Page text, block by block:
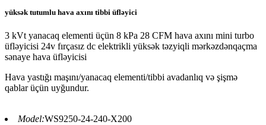
yüksək tutumlu hava axını tibbi üfləyici
3 kVt yanacaq elementi üçün 8 kPa 28 CFM hava axını mini turbo
üfləyicisi 24v fırçasız dc elektrikli yüksək təzyiqli mərkəzdənqaçma
sənaye hava üfləyicisi
Hava yastığı maşını/yanacaq elementi/tibbi avadanlıq və şişmə
qablar üçün uyğundur.
Model:WS9250-24-240-X200